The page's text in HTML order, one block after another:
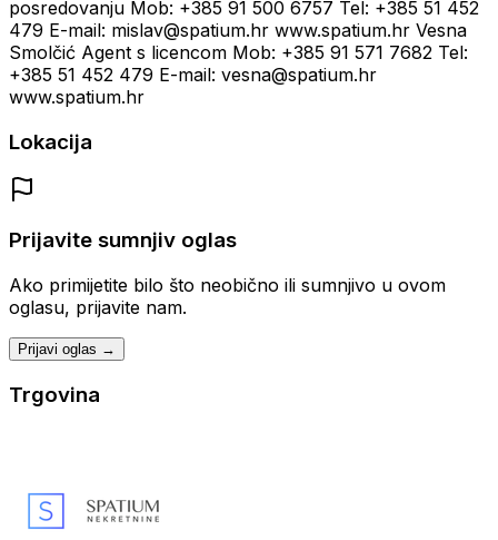
posredovanju Mob: +385 91 500 6757 Tel: +385 51 452
479 E-mail: mislav@spatium.hr www.spatium.hr Vesna
Smolčić Agent s licencom Mob: +385 91 571 7682 Tel:
+385 51 452 479 E-mail: vesna@spatium.hr
www.spatium.hr
Lokacija
Prijavite sumnjiv oglas
Ako primijetite bilo što neobično ili sumnjivo u ovom
oglasu, prijavite nam.
Prijavi oglas →
Trgovina